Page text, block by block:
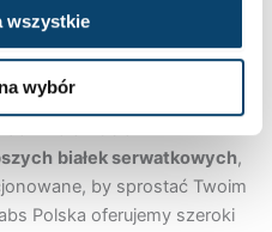
wszystkie
wybór
i wybierz białko
odpowiada Twoim
Twoich Celów
białek serwatkowych,
by sprostać Twoim
Polska oferujemy szeroki